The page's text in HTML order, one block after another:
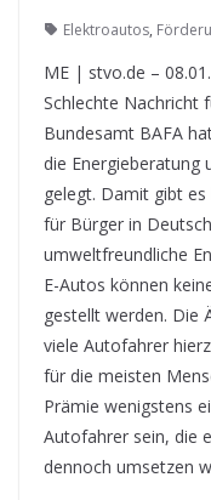
Elektroautos,
ME | stvo.de –
Schlechte Nachricht
Bundesamt BAFA
die Energieberatung
gelegt. Damit gibt
für Bürger in
umweltfreundliche
E-Autos können
gestellt werden. Die
viele Autofahrer
für die meisten
Prämie wenigstens
Autofahrer sein, die
dennoch umsetzen